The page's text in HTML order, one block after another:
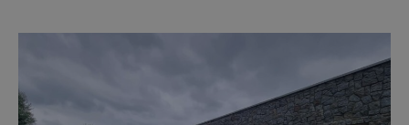
některé události spojené s touto významnou
stavbou. [gallery ids="917